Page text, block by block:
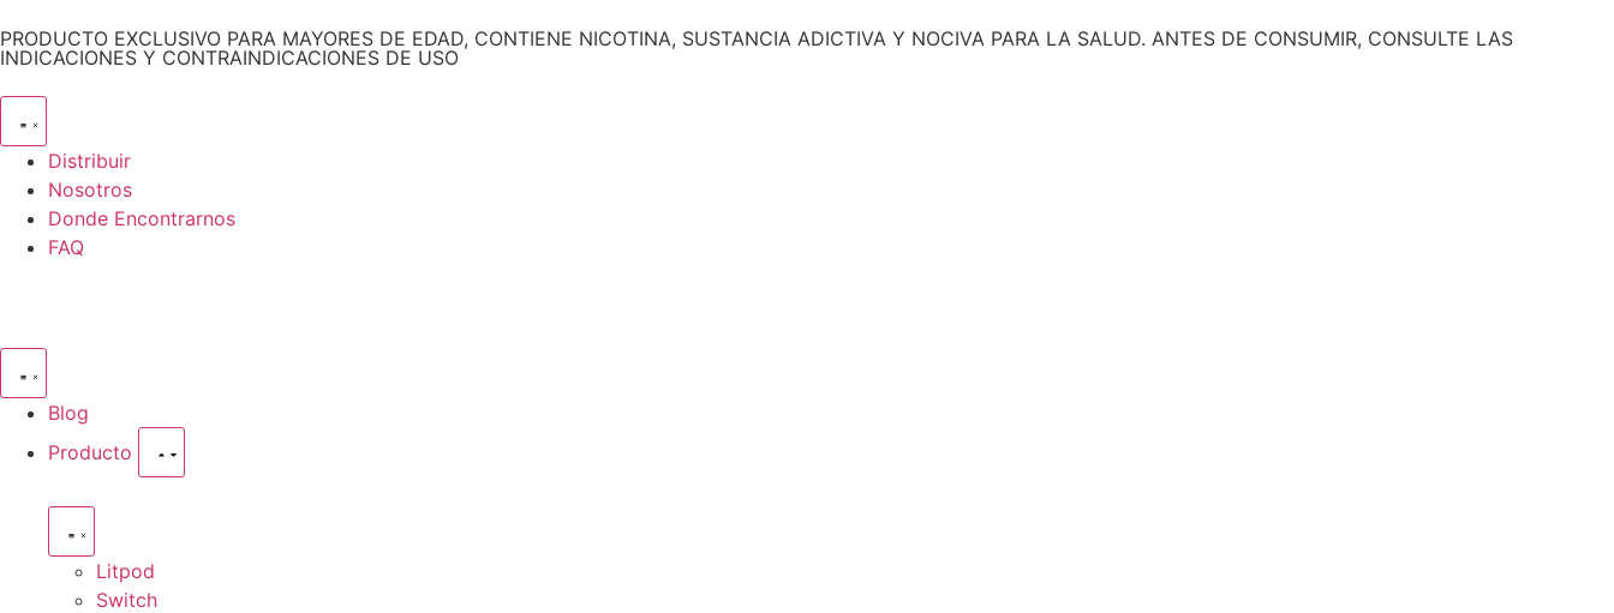
PRODUCTO EXCLUSIVO PARA MAYORES DE EDAD, CONTIENE NICOTINA, SUSTANCIA ADICTIVA Y NOCIVA PARA LA SALUD. ANTES DE CONSUMIR, CONSULTE LAS
INDICACIONES Y CONTRAINDICACIONES DE USO
Distribuir
Nosotros
Donde Encontrarnos
FAQ
Blog
Producto
Litpod
Switch